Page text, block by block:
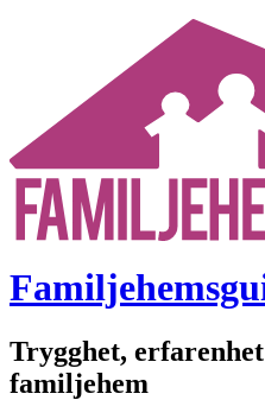
Trygghet,
familjehem